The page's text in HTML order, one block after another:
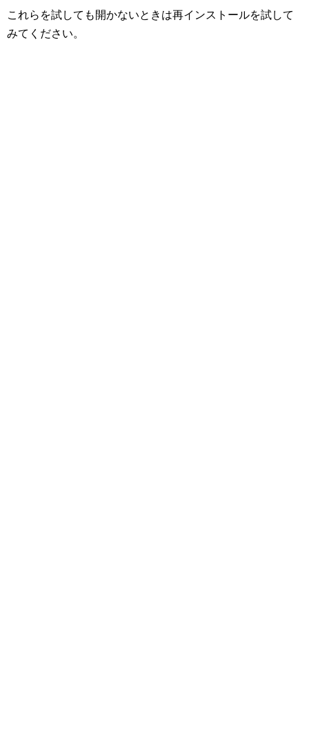
これらを試しても開かないときは再インストールを試して
みてください。